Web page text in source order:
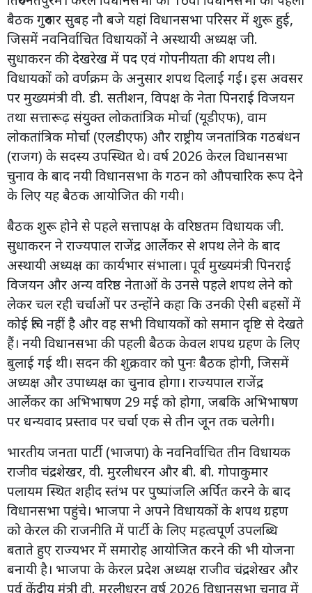
बैठक गुरुवार सुबह नौ बजे यहां विधानसभा परिसर में शुरू हुई,
जिसमें नवनिर्वाचित विधायकों ने अस्थायी अध्यक्ष जी.
सुधाकरन की देखरेख में पद एवं गोपनीयता की शपथ ली।
विधायकों को वर्णक्रम के अनुसार शपथ दिलाई गई। इस अवसर
पर मुख्यमंत्री वी. डी. सतीशन, विपक्ष के नेता पिनराई विजयन
तथा सत्तारूढ़ संयुक्त लोकतांत्रिक मोर्चा (यूडीएफ), वाम
लोकतांत्रिक मोर्चा (एलडीएफ) और राष्ट्रीय जनतांत्रिक गठबंधन
(राजग) के सदस्य उपस्थित थे। वर्ष 2026 केरल विधानसभा
चुनाव के बाद नयी विधानसभा के गठन को औपचारिक रूप देने
के लिए यह बैठक आयोजित की गयी।
बैठक शुरू होने से पहले सत्तापक्ष के वरिष्ठतम विधायक जी.
सुधाकरन ने राज्यपाल राजेंद्र आर्लेकर से शपथ लेने के बाद
अस्थायी अध्यक्ष का कार्यभार संभाला। पूर्व मुख्यमंत्री पिनराई
विजयन और अन्य वरिष्ठ नेताओं के उनसे पहले शपथ लेने को
लेकर चल रही चर्चाओं पर उन्होंने कहा कि उनकी ऐसी बहसों में
कोई रुचि नहीं है और वह सभी विधायकों को समान दृष्टि से देखते
हैं। नयी विधानसभा की पहली बैठक केवल शपथ ग्रहण के लिए
बुलाई गई थी। सदन की शुक्रवार को पुनः बैठक होगी, जिसमें
अध्यक्ष और उपाध्यक्ष का चुनाव होगा। राज्यपाल राजेंद्र
आर्लेकर का अभिभाषण 29 मई को होगा, जबकि अभिभाषण
पर धन्यवाद प्रस्ताव पर चर्चा एक से तीन जून तक चलेगी।
भारतीय जनता पार्टी (भाजपा) के नवनिर्वाचित तीन विधायक
राजीव चंद्रशेखर, वी. मुरलीधरन और बी. बी. गोपाकुमार
पलायम स्थित शहीद स्तंभ पर पुष्पांजलि अर्पित करने के बाद
विधानसभा पहुंचे। भाजपा ने अपने विधायकों के शपथ ग्रहण
को केरल की राजनीति में पार्टी के लिए महत्वपूर्ण उपलब्धि
बताते हुए राज्यभर में समारोह आयोजित करने की भी योजना
बनायी है। भाजपा के केरल प्रदेश अध्यक्ष राजीव चंद्रशेखर और
पूर्व केंद्रीय मंत्री वी. मुरलीधरन वर्ष 2026 विधानसभा चुनाव में